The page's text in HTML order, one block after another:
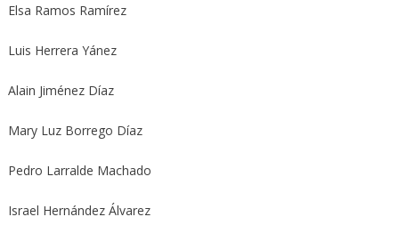
Elsa Ramos Ramírez
Luis Herrera Yánez
Alain Jiménez Díaz
Mary Luz Borrego Díaz
Pedro Larralde Machado
Israel Hernández Álvarez